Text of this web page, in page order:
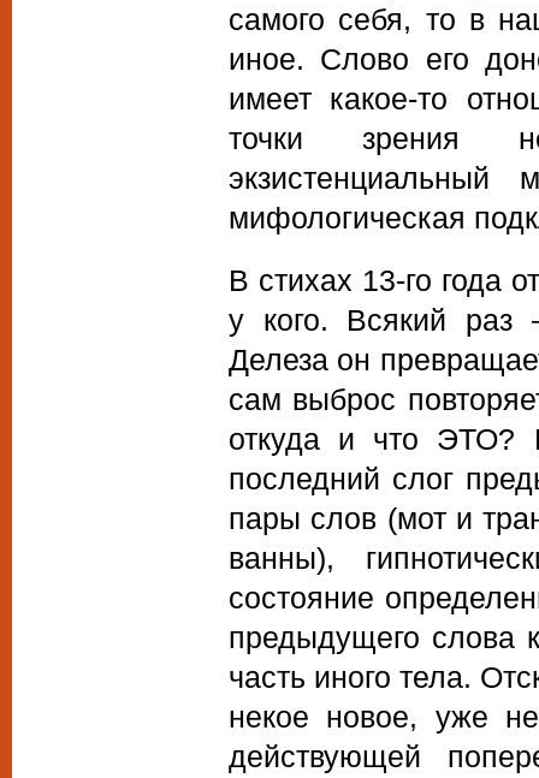
самого себя, то в
иное. Слово его
имеет какое-то
точки зрения
мифологическая
В стихах 13-го года
у кого. Всякий раз
Делеза он
сам выброс
откуда и что ЭТО?
последний слог
пары слов (мот и
ванны),
состояние
предыдущего слова
часть иного тела.
некое новое, уже
действующей